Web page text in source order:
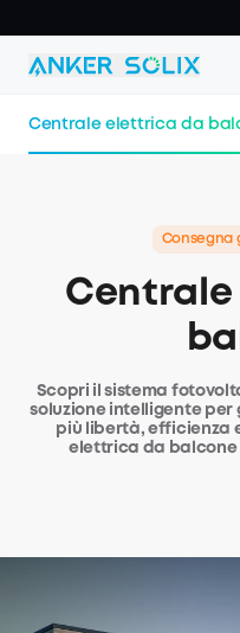
Centrale elettrica da
Consegna
Scopri il sistema
soluzione intelligente
più libertà, efficienza
elettrica da balcone